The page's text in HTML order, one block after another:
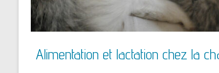
Alimentation et lactation chez la